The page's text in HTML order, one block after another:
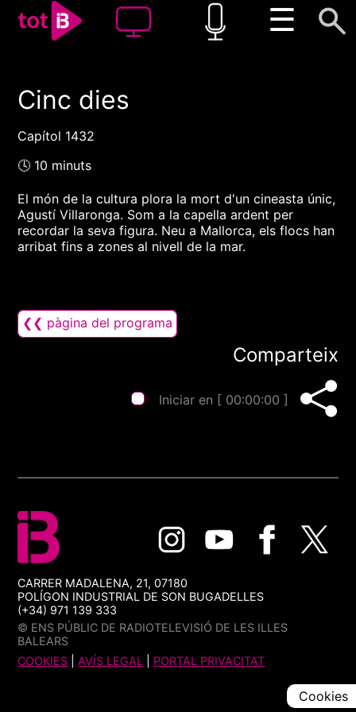
☰
00:00 00:00
Cinc dies
Capítol 1432
🕓 10 minuts
El món de la cultura plora la mort d'un cineasta únic,
Agustí Villaronga. Som a la capella ardent per
recordar la seva figura. Neu a Mallorca, els flocs han
arribat fins a zones al nivell de la mar.
❮❮ pàgina del programa
Comparteix
Iniciar en [ 00:00:00 ]
CARRER MADALENA, 21, 07180
POLÍGON INDUSTRIAL DE SON BUGADELLES
(+34) 971 139 333
© ENS PÚBLIC DE RADIOTELEVISIÓ DE LES ILLES
BALEARS
COOKIES |AVÍS LEGAL PORTAL PRIVACITAT
Cookies